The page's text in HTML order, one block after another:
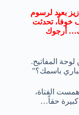
بعيد لرسوم
خوفاً، تحدثت
أرجوك
المفاتيح.
باسمك؟”
الفتاة،
كبيرة حقاً…